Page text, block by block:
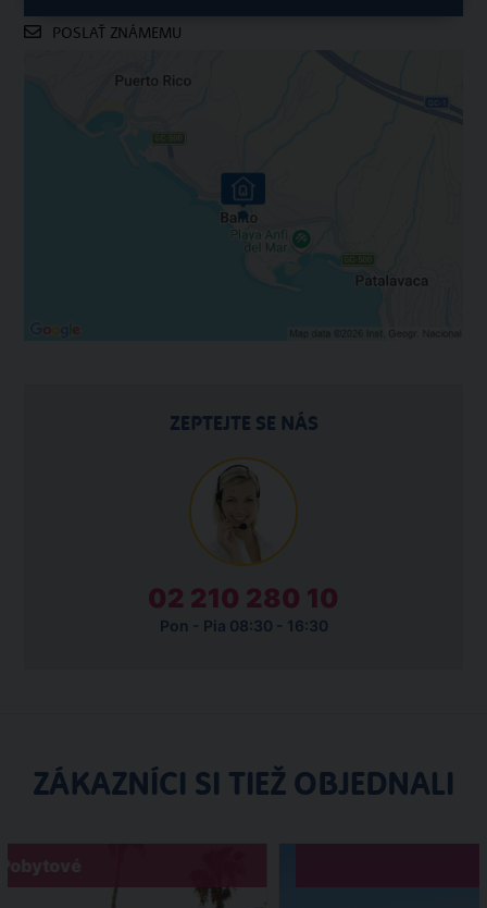
POSLAŤ ZNÁMEMU
ZEPTEJTE SE NÁS
02 210 280 10
Pon - Pia 08:30 - 16:30
ZÁKAZNÍCI SI TIEŽ OBJEDNALI